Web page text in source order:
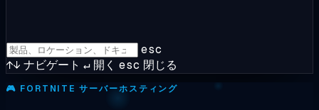
esc
↑↓ ナビゲート ↵ 開く esc 閉じる
🎮 FORTNITE サーバーホスティング